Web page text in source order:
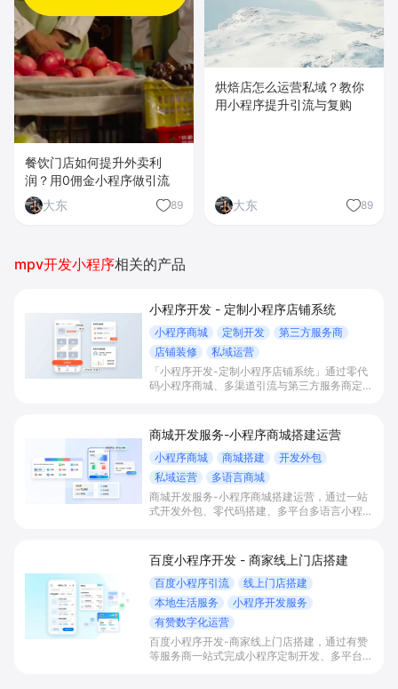
餐饮门店如何提升外卖利
润？用0佣金小程序做引流
大东
89
烘焙店怎么运营私域？教你
用小程序提升引流与复购
大东 89
mpv开发小程序相关的产品
小程序开发 - 定制小程序店铺系统
小程序商城 定制开发
第三方服务商
店铺装修
私域运营
「小程序开发-定制小程序店铺系统」通过零代
码小程序商城、多渠道引流与第三方服务商定制
私域运营场景，提升获客与复购，实现线上生意
增长。
商城开发服务-小程序商城搭建运营
小程序商城 商城搭建
开发外包
私域运营
多语言商城
商城开发服务-小程序商城搭建运营，通过一站
式开发外包、零代码搭建、多平台多语言小程序
实现低成本获客、提升复购与业绩增长。
百度小程序开发 - 商家线上门店搭建
百度小程序引流
线上门店搭建
本地生活服务
小程序开发服务
有赞数字化运营
百度小程序开发-商家线上门店搭建，通过有赞
等服务商一站式完成小程序定制开发、多平台联